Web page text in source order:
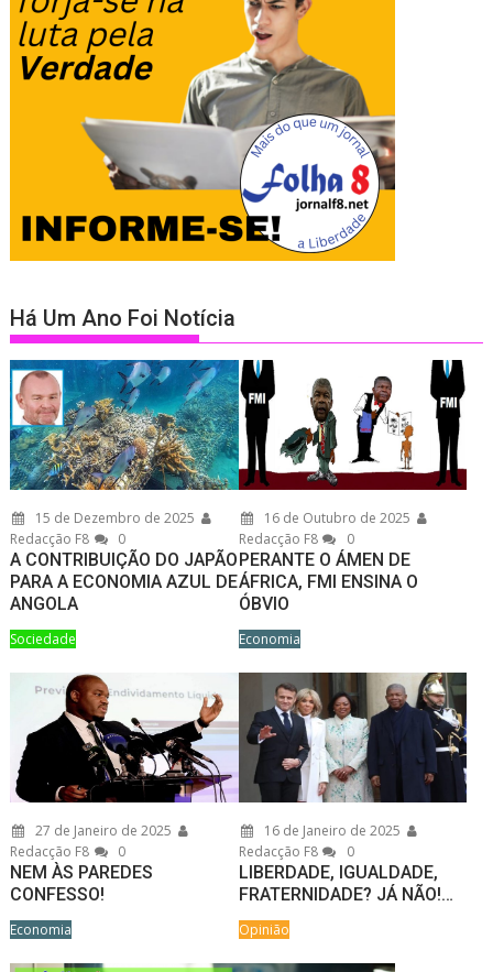
Há Um Ano Foi Notícia
15 de Dezembro de 2025
Redacção F8
0
A CONTRIBUIÇÃO DO JAPÃO
PARA A ECONOMIA AZUL DE
ANGOLA
Sociedade
16 de Outubro de 2025
Redacção F8
0
PERANTE O ÁMEN DE
ÁFRICA, FMI ENSINA O
ÓBVIO
Economia
27 de Janeiro de 2025
Redacção F8
0
NEM ÀS PAREDES
CONFESSO!
Economia
16 de Janeiro de 2025
Redacção F8
0
LIBERDADE, IGUALDADE,
FRATERNIDADE? JÁ NÃO!…
Opinião